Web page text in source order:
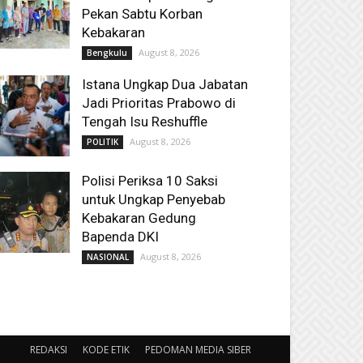
Pekan Sabtu Korban
Kebakaran
Bengkulu August 8, 2026
Istana Ungkap Dua Jabatan
Jadi Prioritas Prabowo di
Tengah Isu Reshuffle
POLITIK August 8, 2026
Polisi Periksa 10 Saksi
untuk Ungkap Penyebab
Kebakaran Gedung
Bapenda DKI
NASIONAL August 8, 2026
REDAKSI KODE ETIK PEDOMAN MEDIA SIBER